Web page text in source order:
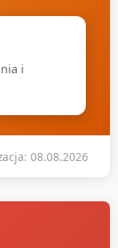
i
08.08.2026